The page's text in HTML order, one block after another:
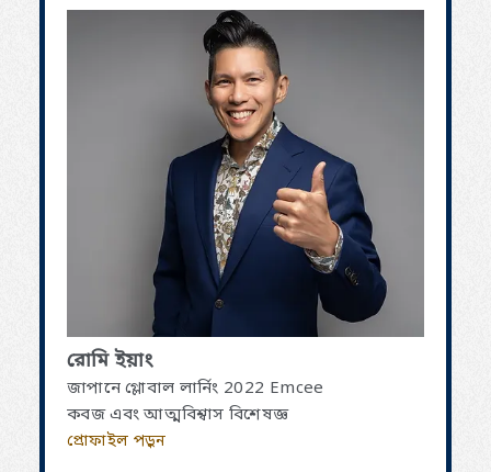
রোমি ইয়াং
জাপানে গ্লোবাল লার্নিং 2022 Emcee
কবজ এবং আত্মবিশ্বাস বিশেষজ্ঞ
প্রোফাইল পড়ুন